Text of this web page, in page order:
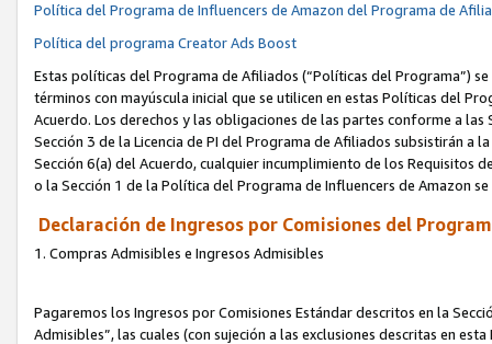
Política del Programa de Influencers de Amazon del Programa de
Política del programa Creator Ads Boost
Estas políticas del Programa de Afiliados (“Políticas del Programa”)
términos con mayúscula inicial que se utilicen en estas Políticas del
Acuerdo. Los derechos y las obligaciones de las partes conforme a
Sección 3 de la Licencia de PI del Programa de Afiliados subsistirán
Sección 6(a) del Acuerdo, cualquier incumplimiento de los Requisitos
o la Sección 1 de la Política del Programa de Influencers de Amazon
Declaración de Ingresos por Comisiones del
1. Compras Admisibles e Ingresos Admisibles
Pagaremos los Ingresos por Comisiones Estándar descritos en la
Admisibles”, las cuales (con sujeción a las exclusiones descritas en